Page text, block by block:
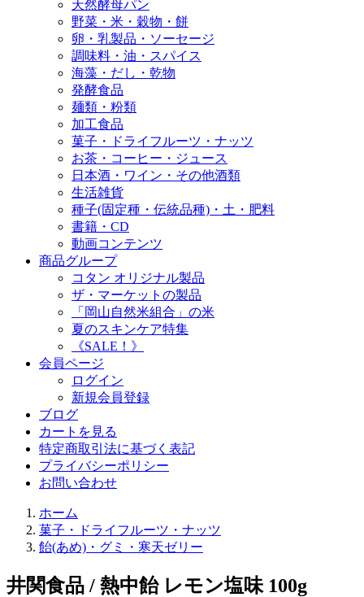
天然酵母パン
野菜・米・穀物・餅
卵・乳製品・ソーセージ
調味料・油・スパイス
海藻・だし・乾物
発酵食品
麺類・粉類
加工食品
菓子・ドライフルーツ・ナッツ
お茶・コーヒー・ジュース
日本酒・ワイン・その他酒類
生活雑貨
種子(固定種・伝統品種)・土・肥料
書籍・CD
動画コンテンツ
商品グループ
コタン オリジナル製品
ザ・マーケットの製品
「岡山自然米組合」の米
夏のスキンケア特集
《SALE！》
会員ページ
ログイン
新規会員登録
ブログ
カートを見る
特定商取引法に基づく表記
プライバシーポリシー
お問い合わせ
ホーム
菓子・ドライフルーツ・ナッツ
飴(あめ)・グミ・寒天ゼリー
井関食品 / 熱中飴 レモン塩味 100g